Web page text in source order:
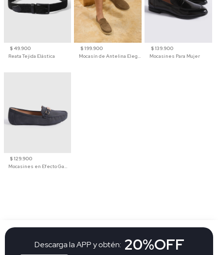
$ 49.900
Reata Tejida Elástica
$ 199.900
Mocasín de Antelina Elegante con Suela de Contraste Para Hombre
$ 139.900
Mocasines Para Mujer
$ 129.900
Mocasines en Efecto Gamuzado Para Mujer
Descarga la APP y obtén: 20%OFF